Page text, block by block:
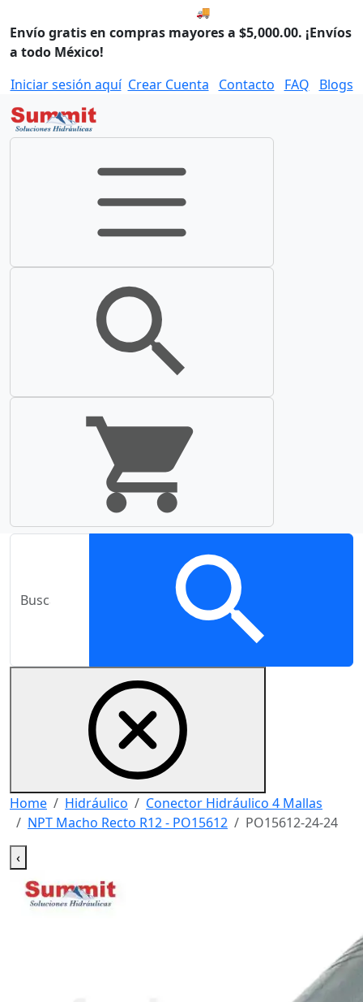
🚚 Envío el Lunes, 10 de
Envío gratis en compras mayores a $5,000.00. ¡Envíos
a todo México!
Iniciar sesión aquí Crear Cuenta Contacto FAQ Blogs
Home Hidráulico
Conector Hidráulico 4 Mallas
NPT Macho Recto R12 - PO15612
PO15612-24-24
‹